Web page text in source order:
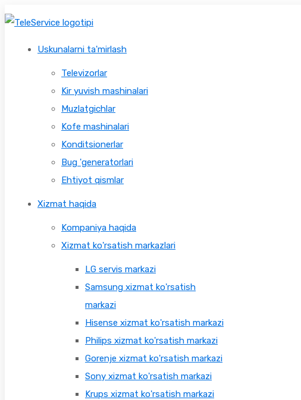
Uskunalarni ta'mirlash
Televizorlar
Kir yuvish mashinalari
Muzlatgichlar
Kofe mashinalari
Konditsionerlar
Bug 'generatorlari
Ehtiyot qismlar
Xizmat haqida
Kompaniya haqida
Xizmat ko'rsatish markazlari
LG servis markazi
Samsung xizmat ko'rsatish
markazi
Hisense xizmat ko'rsatish markazi
Philips xizmat ko'rsatish markazi
Gorenje xizmat ko'rsatish markazi
Sony xizmat ko'rsatish markazi
Krups xizmat ko'rsatish markazi